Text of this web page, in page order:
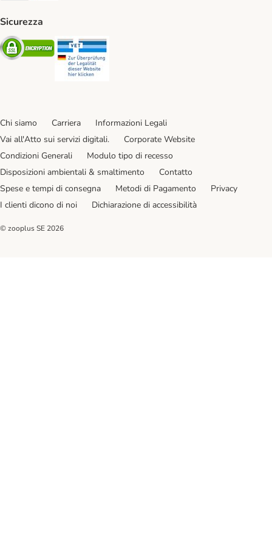
Sicurezza
Security
Chi siamo Carriera
Informazioni Legali
Vai all'Atto sui servizi digitali.
Corporate Website
Condizioni Generali
Modulo tipo di recesso
Disposizioni ambientali & smaltimento
Contatto
Spese e tempi di consegna
Metodi di Pagamento
Privacy
I clienti dicono di noi
Dichiarazione di accessibilità
© zooplus SE 2026